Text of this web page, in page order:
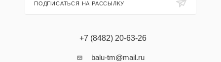
ПОДПИСАТЬСЯ НА РАССЫЛКУ
+7 (8482) 20-63-26
balu-tm@mail.ru